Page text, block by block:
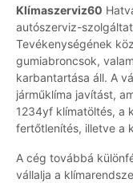
Klímaszerviz60
autószerviz-
Tevékenységének
gumiabroncsok,
karbantartása áll. A
járműklíma javítást,
1234yf klímatöltés, a
fertőtlenítés, illetve a
A cég továbbá
vállalja a